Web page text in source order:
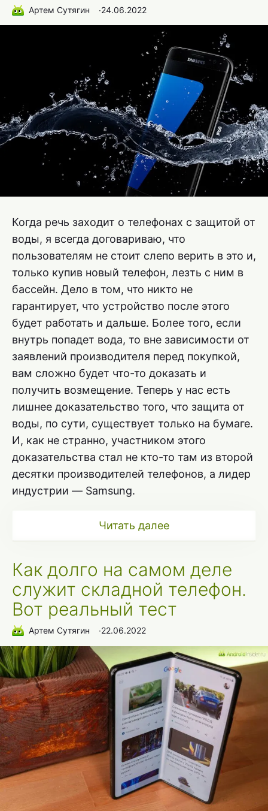
Артем Сутягин ∙24.06.2022
Когда речь заходит о телефонах с защитой от
воды, я всегда договариваю, что
пользователям не стоит слепо верить в это и,
только купив новый телефон, лезть с ним в
бассейн. Дело в том, что никто не
гарантирует, что устройство после этого
будет работать и дальше. Более того, если
внутрь попадет вода, то вне зависимости от
заявлений производителя перед покупкой,
вам сложно будет что-то доказать и
получить возмещение. Теперь у нас есть
лишнее доказательство того, что защита от
воды, по сути, существует только на бумаге.
И, как не странно, участником этого
доказательства стал не кто-то там из второй
десятки производителей телефонов, а лидер
индустрии — Samsung.
Читать далее
Как долго на самом деле
служит складной телефон.
Вот реальный тест
Артем Сутягин ∙22.06.2022